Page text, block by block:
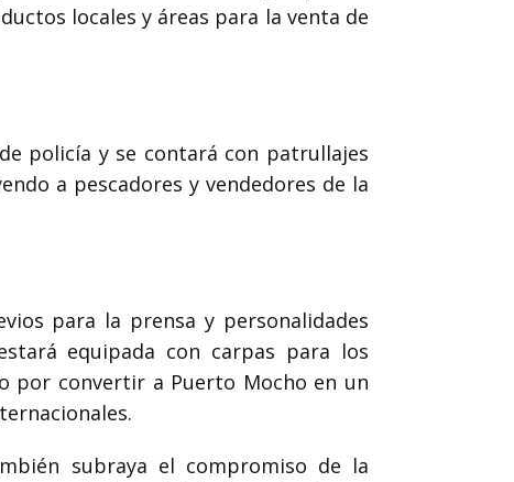
locales y áreas para la venta de
policía y se contará con patrullajes
a pescadores y vendedores de la
para la prensa y personalidades
equipada con carpas para los
por convertir a Puerto Mocho en un
subraya el compromiso de la